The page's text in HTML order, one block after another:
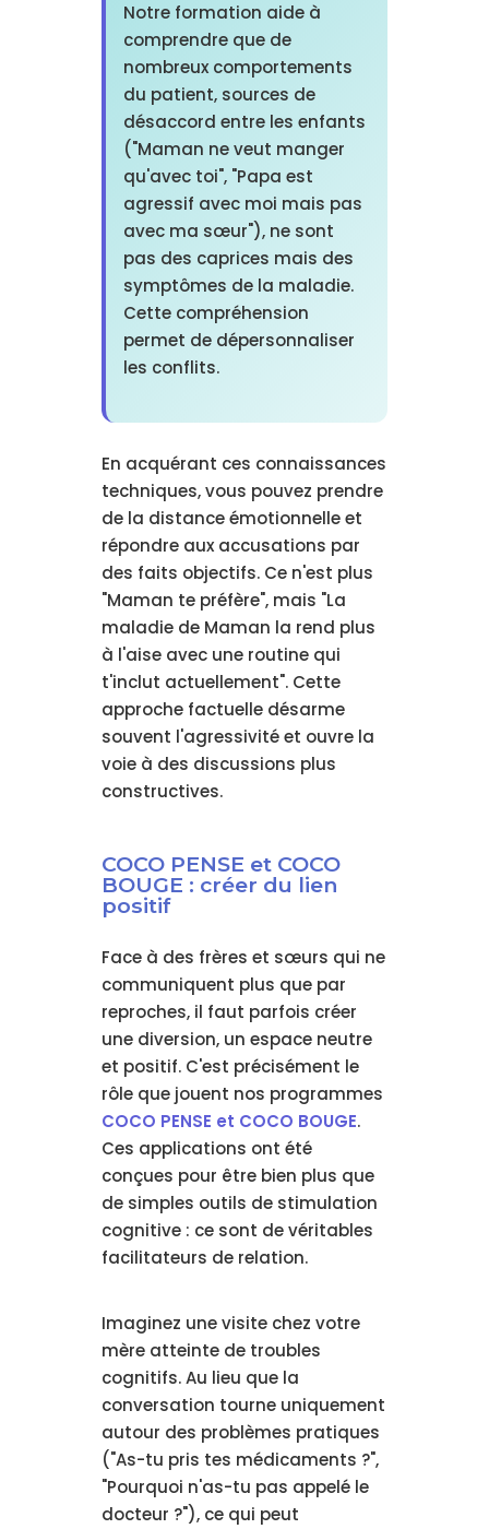
Notre formation aide à
comprendre que de
nombreux comportements
du patient, sources de
désaccord entre les enfants
("Maman ne veut manger
qu'avec toi", "Papa est
agressif avec moi mais pas
avec ma sœur"), ne sont
pas des caprices mais des
symptômes de la maladie.
Cette compréhension
permet de dépersonnaliser
les conflits.
En acquérant ces connaissances
techniques, vous pouvez prendre
de la distance émotionnelle et
répondre aux accusations par
des faits objectifs. Ce n'est plus
"Maman te préfère", mais "La
maladie de Maman la rend plus
à l'aise avec une routine qui
t'inclut actuellement". Cette
approche factuelle désarme
souvent l'agressivité et ouvre la
voie à des discussions plus
constructives.
COCO PENSE et COCO
BOUGE : créer du lien
positif
Face à des frères et sœurs qui ne
communiquent plus que par
reproches, il faut parfois créer
une diversion, un espace neutre
et positif. C'est précisément le
rôle que jouent nos programmes
COCO PENSE et COCO BOUGE.
Ces applications ont été
conçues pour être bien plus que
de simples outils de stimulation
cognitive : ce sont de véritables
facilitateurs de relation.
Imaginez une visite chez votre
mère atteinte de troubles
cognitifs. Au lieu que la
conversation tourne uniquement
autour des problèmes pratiques
("As-tu pris tes médicaments ?",
"Pourquoi n'as-tu pas appelé le
docteur ?"), ce qui peut